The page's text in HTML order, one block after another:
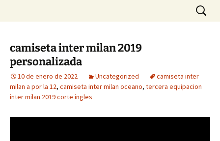
Buscar:
camiseta inter milan 2019
personalizada
10 de enero de 2022 Uncategorized
camiseta inter
milan a por la 12, camiseta inter milan oceano, tercera equipacion
inter milan 2019 corte ingles